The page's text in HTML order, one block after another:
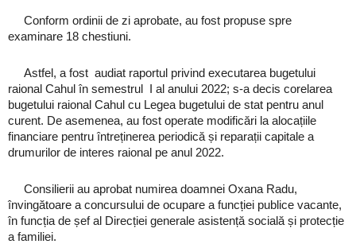
Conform ordinii de zi aprobate, au fost propuse spre
examinare 18 chestiuni.
Astfel, a fost audiat raportul privind executarea bugetului
raional Cahul în semestrul I al anului 2022; s-a decis corelarea
bugetului raional Cahul cu Legea bugetului de stat pentru anul
curent. De asemenea, au fost operate modificări la alocațiile
financiare pentru întreținerea periodică și reparații capitale a
drumurilor de interes raional pe anul 2022.
Consilierii au aprobat numirea doamnei Oxana Radu,
învingătoare a concursului de ocupare a funcției publice vacante,
în funcția de șef al Direcției generale asistență socială și protecție
a familiei.